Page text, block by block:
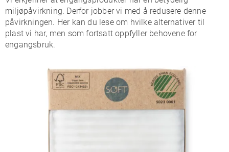
miljøpåvirkning. Derfor jobber vi med å redusere denne
påvirkningen. Her kan du lese om hvilke alternativer til
plast vi har, men som fortsatt oppfyller behovene for
engangsbruk.